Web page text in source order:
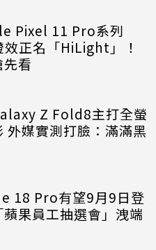
Pixel 11 Pro系列
效正名「HiLight」！
先看
Z Fold8主打全螢
外媒實測打臉：滿滿黑
18 Pro有望9月9日登
果員工抽選會」洩端